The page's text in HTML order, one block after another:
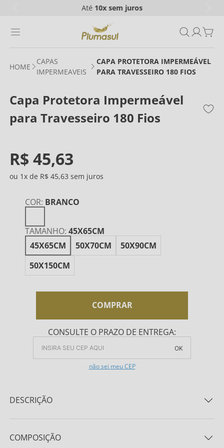
Até 10xsem juros
CAPAS
IMPERMEAVEIS
CAPA PROTETORA IMPERMEÁVEL
PARA TRAVESSEIRO 180 FIOS
Capa Protetora Impermeável
para Travesseiro 180 Fios
R$ 45,63
1 R$ 45,63
COR: BRANCO
TAMANHO: 45X65CM
45X65CM
50X70CM
50X90CM
50X150CM
COMPRAR
CONSULTE O PRAZO DE ENTREGA:
OK
não sei meu CEP
DESCRIÇÃO
fios, tecelagem nobre de alta qualidade característica
pelo toque macio e por ser resistente à borboto. O
COMPOSIÇÃO